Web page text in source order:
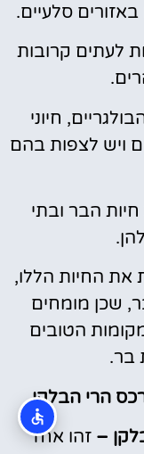
באזורים סלעיים.
לעתים קרובות
חיוני
ויש לצפות בהם
הבר ובתי
את החיות הללו,
שכן מומחים
הטובים
בר.
הרי הבלקן
– זהו אחד